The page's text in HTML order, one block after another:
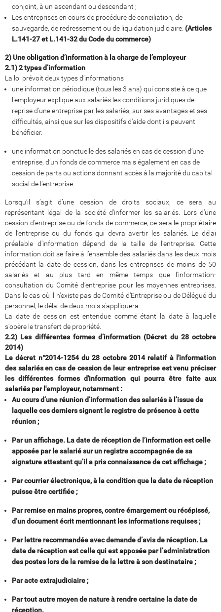
conjoint, à un ascendant ou descendant ;
Les entreprises en cours de procédure de conciliation, de
sauvegarde, de redressement ou de liquidation judiciaire. (Articles
L.141-27 et L.141-32 du Code du commerce)
2) Une obligation d’information à la charge de l’employeur
2.1) 2 types d’information
La loi prévoit deux types d’informations :
une information périodique (tous les 3 ans) qui consiste à ce que
l’employeur explique aux salariés les conditions juridiques de
reprise d'une entreprise par les salariés, sur ses avantages et ses
difficultés, ainsi que sur les dispositifs d'aide dont ils peuvent
bénéficier.
une information ponctuelle des salariés en cas de cession d’une
entreprise, d’un fonds de commerce mais également en cas de
cession de parts ou actions donnant accès à la majorité du capital
social de l’entreprise.
Lorsqu’il s’agit d’une cession de droits sociaux, ce sera au
représentant légal de la société d’informer les salariés. Lors d’une
cession d’entreprise ou de fonds de commerce, ce sera le propriétaire
de l’entreprise ou du fonds qui devra avertir les salariés. Le délai
préalable d’information dépend de la taille de l’entreprise. Cette
information doit se faire à l’ensemble des salariés dans les deux mois
précédant la date de cession, dans les entreprises de moins de 50
salariés et au plus tard en même temps que l’information-
consultation du Comité d’entreprise pour les moyennes entreprises.
Dans le cas où il n'existe pas de Comité d'Entreprise ou de Délégué du
personnel, le délai de deux mois s’appliquera.
La date de cession est entendue comme étant la date à laquelle
s'opère le transfert de propriété.
2.2) Les différentes formes d’information (Décret du 28 octobre
2014)
Le décret n°2014-1254 du 28 octobre 2014 relatif à l'information
des salariés en cas de cession de leur entreprise est venu préciser
les différentes formes d'information qui pourra être faite aux
salariés par l'employeur, notamment :
Au cours d’une réunion d’information des salariés à l’issue de
laquelle ces derniers signent le registre de présence à cette
réunion ;
Par un affichage. La date de réception de l’information est celle
apposée par le salarié sur un registre accompagnée de sa
signature attestant qu’il a pris connaissance de cet affichage ;
Par courrier électronique, à la condition que la date de réception
puisse être certifiée ;
Par remise en mains propres, contre émargement ou récépissé,
d’un document écrit mentionnant les informations requises ;
Par lettre recommandée avec demande d’avis de réception. La
date de réception est celle qui est apposée par l’administration
des postes lors de la remise de la lettre à son destinataire ;
Par acte extrajudiciaire ;
Par tout autre moyen de nature à rendre certaine la date de
réception.